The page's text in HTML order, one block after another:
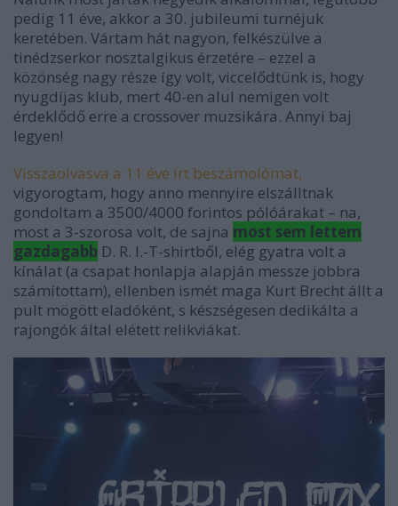
pedig 11 éve, akkor a 30. jubileumi turnéjuk
keretében. Vártam hát nagyon, felkészülve a
tinédzserkor nosztalgikus érzetére – ezzel a
közönség nagy része így volt, viccelődtünk is, hogy
nyugdíjas klub, mert 40-en alul nemigen volt
érdeklődő erre a crossover muzsikára. Annyi baj
legyen!
Visszaolvasva a 11 éve írt beszámolómat,
vigyorogtam, hogy anno mennyire elszálltnak
gondoltam a 3500/4000 forintos pólóárakat – na,
most a 3-szorosa volt, de sajna most sem lettem
gazdagabb D. R. I.-T-shirtből, elég gyatra volt a
kínálat (a csapat honlapja alapján messze jobbra
számítottam), ellenben ismét maga Kurt Brecht állt a
pult mögött eladóként, s készségesen dedikálta a
rajongók által elétett relikviákat.